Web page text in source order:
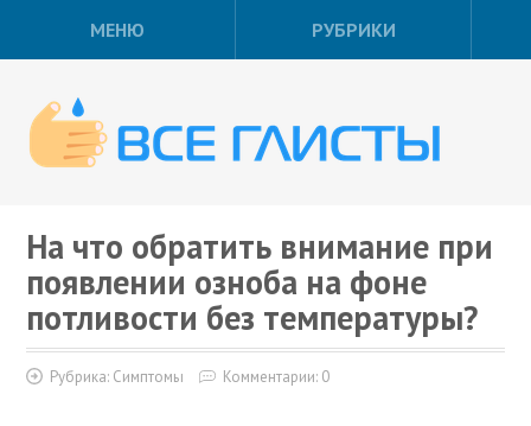
МЕНЮ РУБРИКИ
На что обратить внимание при
появлении озноба на фоне
потливости без температуры?
Рубрика: Симптомы Комментарии: 0